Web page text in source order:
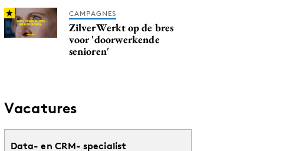
CAMPAGNES
ZilverWerkt op de bres
voor 'doorwerkende
senioren'
Vacatures
Data- en CRM- specialist